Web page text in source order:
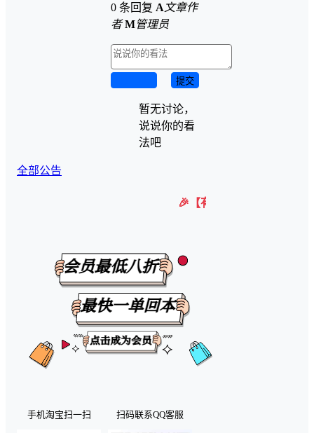
0 条回复 A 文章作
者 M管理员
提交
暂无讨论，
说说你的看
法吧
全部公告
🎉【有任何问题可以咨询微信客服】
手机淘宝扫一扫 扫码联系QQ客服